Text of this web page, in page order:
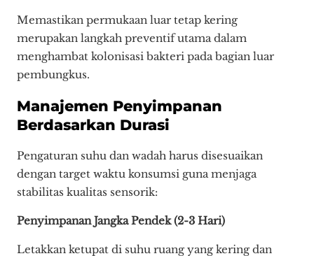
Memastikan permukaan luar tetap kering
merupakan langkah preventif utama dalam
menghambat kolonisasi bakteri pada bagian luar
pembungkus.
Manajemen Penyimpanan
Berdasarkan Durasi
Pengaturan suhu dan wadah harus disesuaikan
dengan target waktu konsumsi guna menjaga
stabilitas kualitas sensorik:
Penyimpanan Jangka Pendek (2-3 Hari)
Letakkan ketupat di suhu ruang yang kering dan